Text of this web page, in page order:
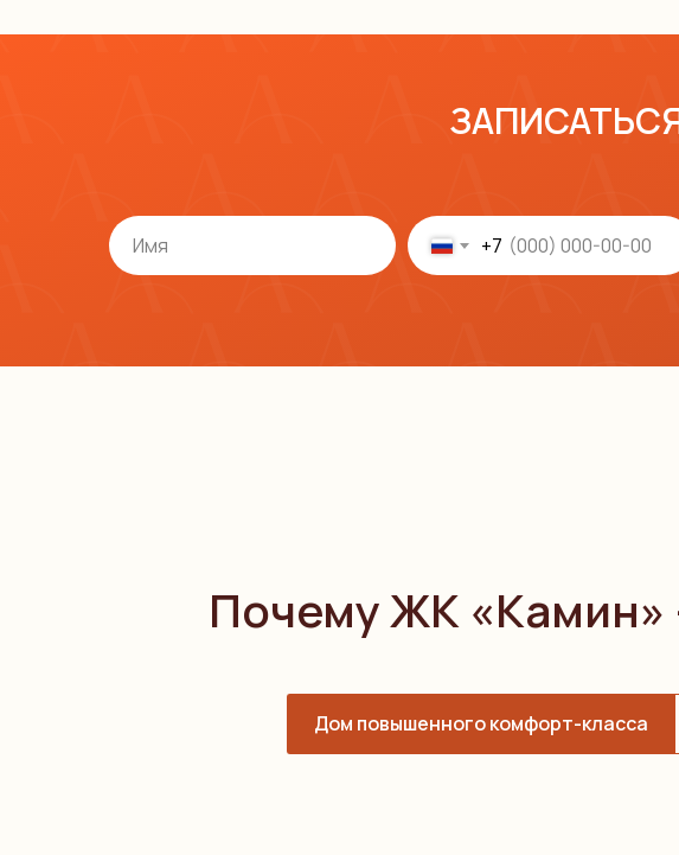
+7
Почему ЖК «Камин»
Дом повышенного комфорт-класса